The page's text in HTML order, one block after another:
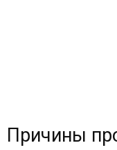
Причины